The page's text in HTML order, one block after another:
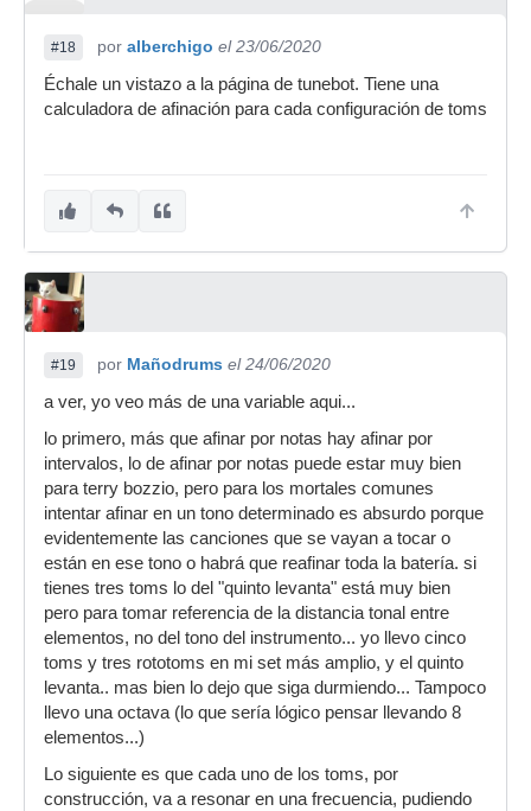
#18 por alberchigo el 23/06/2020
Échale un vistazo a la página de tunebot. Tiene una
calculadora de afinación para cada configuración de toms
#19 por Mañodrums el 24/06/2020
a ver, yo veo más de una variable aqui...
lo primero, más que afinar por notas hay afinar por
intervalos, lo de afinar por notas puede estar muy bien
para terry bozzio, pero para los mortales comunes
intentar afinar en un tono determinado es absurdo porque
evidentemente las canciones que se vayan a tocar o
están en ese tono o habrá que reafinar toda la batería. si
tienes tres toms lo del "quinto levanta" está muy bien
pero para tomar referencia de la distancia tonal entre
elementos, no del tono del instrumento... yo llevo cinco
toms y tres rototoms en mi set más amplio, y el quinto
levanta.. mas bien lo dejo que siga durmiendo... Tampoco
llevo una octava (lo que sería lógico pensar llevando 8
elementos...)
Lo siguiente es que cada uno de los toms, por
construcción, va a resonar en una frecuencia, pudiendo